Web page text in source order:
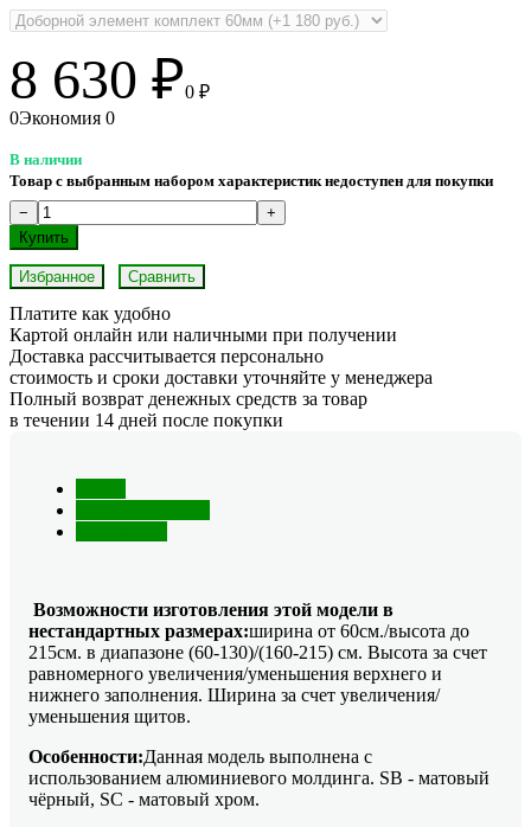
8 630 ₽0 ₽
0Экономия 0
В наличии
Товар с выбранным набором характеристик недоступен для покупки
Избранное Сравнить
Платите как удобно
Картой онлайн или наличными при получении
Доставка рассчитывается персонально
стоимость и сроки доставки уточняйте у менеджера
Полный возврат денежных средств за товар
в течении 14 дней после покупки
Возможности изготовления этой модели в
нестандартных размерах:ширина от 60см./высота до
215см. в диапазоне (60-130)/(160-215) см. Высота за счет
равномерного увеличения/уменьшения верхнего и
нижнего заполнения. Ширина за счет увеличения/
уменьшения щитов.
Особенности:Данная модель выполнена с
использованием алюминиевого молдинга. SB - матовый
чёрный, SC - матовый хром.